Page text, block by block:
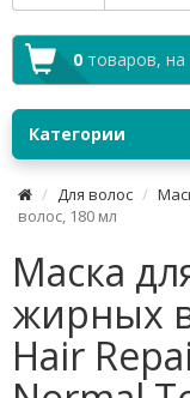
0 товаров, на
Категории
Для волос
волос, 180 мл
Маска
жирных
Hair